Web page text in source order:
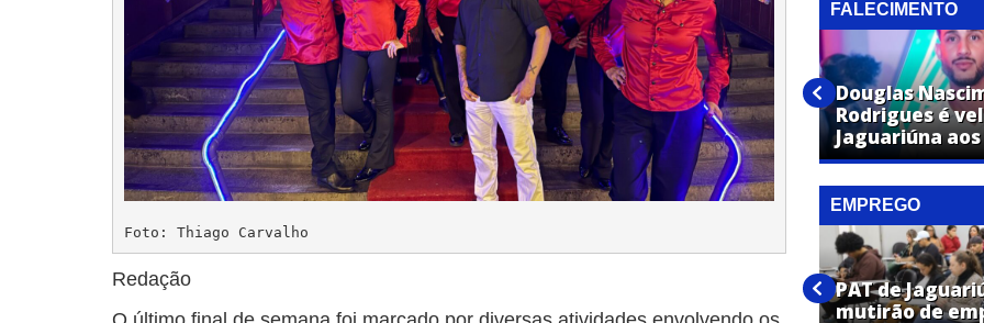
Foto: Thiago Carvalho
Redação
FALECIMENTO
José Maria Toledo de Moraes
é velado em Jaguariúna aos 87
anos
Douglas
Rodrigues é
Jaguariúna aos
EMPREGO
vagas em diversas áreas
PAT de
mutirão de